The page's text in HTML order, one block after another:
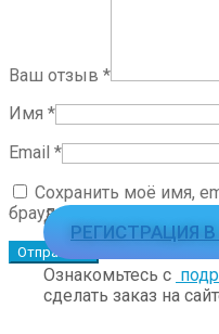
Ваш отзыв *
Имя *
Email *
Сохранить моё имя,
браузере для
Для заказа
РЕГИСТРАЦИЯ
Ознакомьтесь с
сделать заказ на